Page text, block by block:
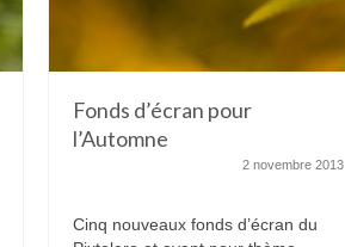
Fonds d’écran pour
l’Automne
2 novembre 2013
Cinq nouveaux fonds d’écran du